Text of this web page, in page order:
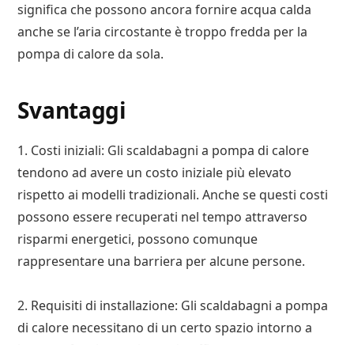
significa che possono ancora fornire acqua calda
anche se l’aria circostante è troppo fredda per la
pompa di calore da sola.
Svantaggi
1. Costi iniziali: Gli scaldabagni a pompa di calore
tendono ad avere un costo iniziale più elevato
rispetto ai modelli tradizionali. Anche se questi costi
possono essere recuperati nel tempo attraverso
risparmi energetici, possono comunque
rappresentare una barriera per alcune persone.
2. Requisiti di installazione: Gli scaldabagni a pompa
di calore necessitano di un certo spazio intorno a